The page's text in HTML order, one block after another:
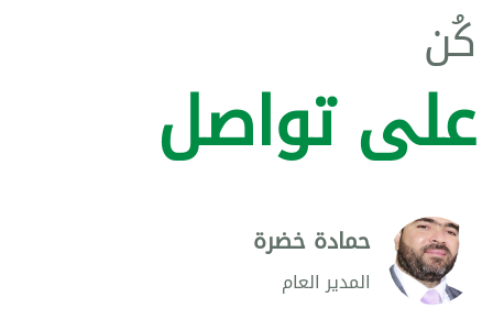
كُن
على تواصل
حمادة خضرة
المدير العام